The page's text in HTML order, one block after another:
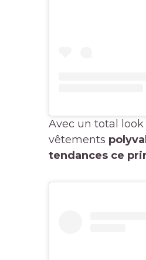
Avec un total
vêtements
tendances ce